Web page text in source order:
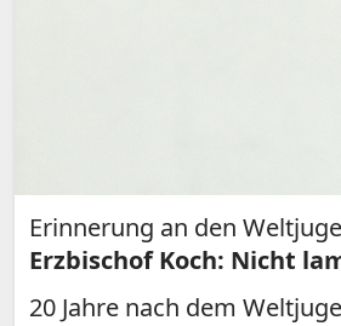
Erinnerung an den
Erzbischof Koch: Nicht
20 Jahre nach dem